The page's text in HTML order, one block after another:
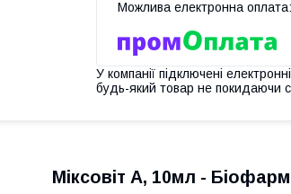
У компанії підключені
будь-який товар не покидаючи
Міксовіт А, 10мл - Біофарм